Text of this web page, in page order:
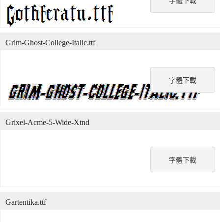
字體下載
Grim-Ghost-College-Italic.ttf
字體下載
Grixel-Acme-5-Wide-Xtnd
Gartentika.ttf